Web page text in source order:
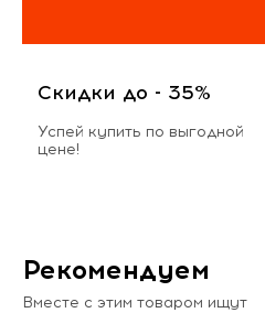
Скидки до - 35%
Успей купить по выгодной
цене!
Рекомендуем
Вместе с этим товаром ищут